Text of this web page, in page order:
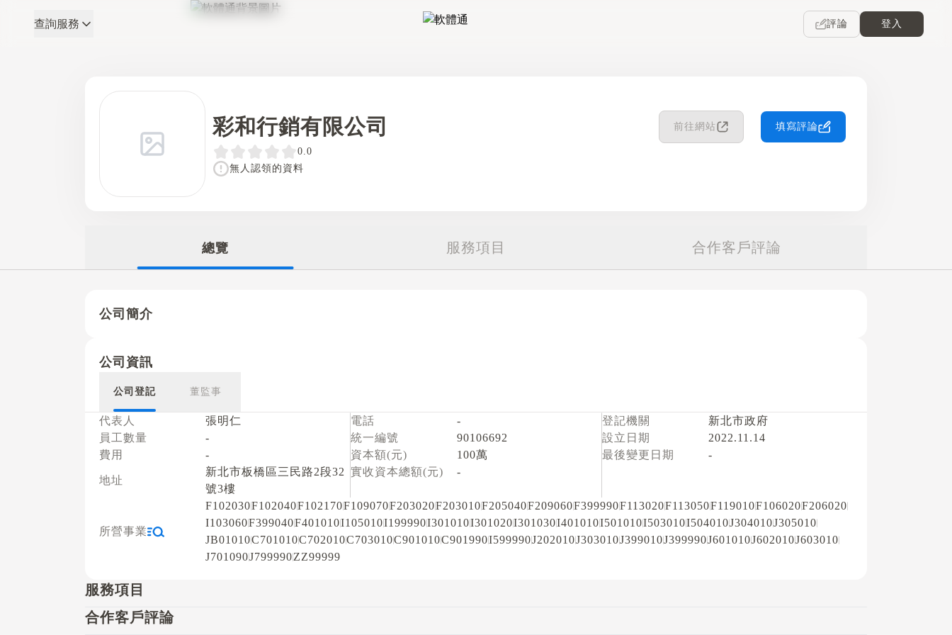
軟體通
查詢服務 評論 登入
彩和行銷有限公司 前往網站 填寫評論
0.0
無人認領的資料
總覽 服務項目 合作客戶評論
公司簡介
公司資訊
公司登記 董監事
代表人
張明仁
員工數量
-
費用
-
地址
新北市板橋區三民路2段32
號3樓
電話
-
統一編號
90106692
資本額(元)
100萬
實收資本總額(元)
-
登記機關
新北市政府
設立日期
2022.11.14
最後變更日期
-
所營事業
F102030F102040F102170F109070F203020F203010F205040F209060F399990F113020F113050F119010F106020F206020
I103060F399040F401010I105010I199990I301010I301020I301030I401010I501010I503010I504010J304010J305010
JB01010C701010C702010C703010C901010C901990I599990J202010J303010J399010J399990J601010J602010J603010
J701090J799990ZZ99999
服務項目
合作客戶評論